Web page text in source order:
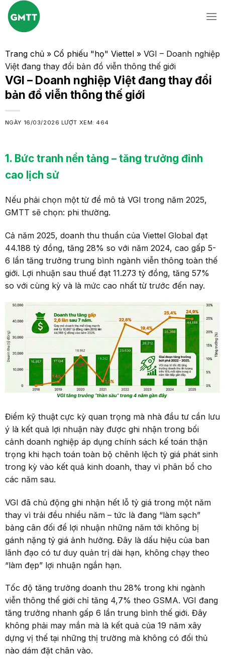
Skip
content
Trang chủ» Cổ phiếu "họ" Viettel» VGI – Doanh nghiệp
Việt đang thay đổi bản đồ viễn thông thế giới
VGI – Doanh nghiệp Việt đang thay đổi
bản đồ viễn thông thế giới
NGÀY 16/03/2026 LƯỢT XEM: 464
1. Bức tranh nền tảng – tăng trưởng đỉnh
cao lịch sử
Nếu phải chọn một từ để mô tả VGI trong năm 2025,
GMTT sẽ chọn: phi thường.
Cả năm 2025, doanh thu thuần của Viettel Global đạt
44.188 tỷ đồng, tăng 28% so với năm 2024, cao gấp 5-
6 lần tăng trưởng trung bình ngành viễn thông toàn thế
giới. Lợi nhuận sau thuế đạt 11.273 tỷ đồng, tăng 57%
so với cùng kỳ và là mức cao nhất từ trước đến nay.
Điểm kỹ thuật cực kỳ quan trọng mà nhà đầu tư cần lưu
ý là kết quả lợi nhuận này được ghi nhận trong bối
cảnh doanh nghiệp áp dụng chính sách kế toán thận
trọng khi hạch toán toàn bộ chênh lệch tỷ giá phát sinh
trong kỳ vào kết quả kinh doanh, thay vì phân bổ cho
các năm sau.
VGI đã chủ động ghi nhận hết lỗ tỷ giá trong một năm
thay vì trải đều nhiều năm – tức là đang “làm sạch”
bảng cân đối để lợi nhuận những năm tới không bị
gánh nặng tỷ giá ảnh hưởng. Đây là dấu hiệu của ban
lãnh đạo có tư duy quản trị dài hạn, không chạy theo
“làm đẹp” lợi nhuận ngắn hạn.
Tốc độ tăng trưởng doanh thu 28% trong khi ngành
viễn thông thế giới chỉ tăng 4,7% theo GSMA. VGI đang
tăng trưởng nhanh gấp 6 lần trung bình thế giới. Đây
không phải may mắn mà là kết quả của 19 năm xây
dựng vị thế tại những thị trường mà không có đối thủ
nào dám đặt chân vào.